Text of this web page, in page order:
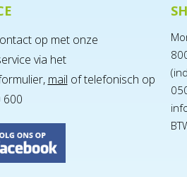
op met onze
via het
mail of telefonisch op
600